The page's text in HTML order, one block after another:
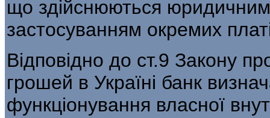
що здійснюються
застосуванням окремих
Відповідно до ст.9 Закону
грошей в Україні банк
функціонування власної